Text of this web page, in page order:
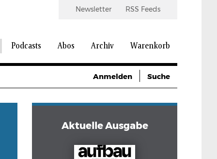
Newsletter RSS Feeds
Podcasts Abos Archiv Warenkorb
Anmelden Suche
Aktuelle Ausgabe